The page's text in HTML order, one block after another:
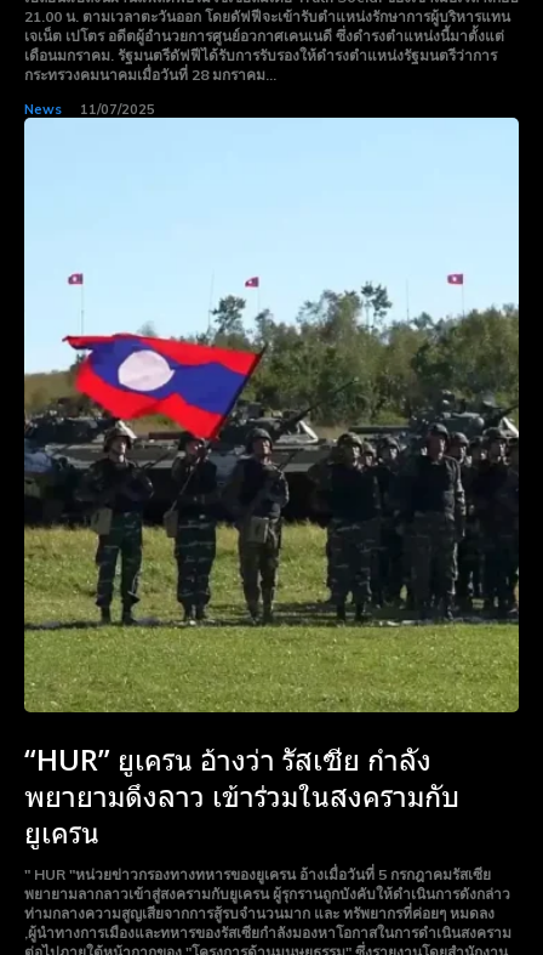
21.00 น. ตามเวลาตะวันออก โดยดัฟฟีจะเข้ารับตำแหน่งรักษาการผู้บริหารแทน
เจเน็ต เปโตร อดีตผู้อำนวยการศูนย์อวกาศเคนเนดี ซึ่งดำรงตำแหน่งนี้มาตั้งแต่
เดือนมกราคม. รัฐมนตรีดัฟฟีได้รับการรับรองให้ดำรงตำแหน่งรัฐมนตรีว่าการ
กระทรวงคมนาคมเมื่อวันที่ 28 มกราคม...
News 11/07/2025
“HUR” ยูเครน อ้างว่า รัสเซีย กำลัง
พยายามดึงลาว เข้าร่วมในสงครามกับ
ยูเครน
" HUR "หน่วยข่าวกรองทางทหารของยูเครน อ้างเมื่อวันที่ 5 กรกฎาคมรัสเซีย
พยายามลากลาวเข้าสู่สงครามกับยูเครน ผู้รุกรานถูกบังคับให้ดำเนินการดังกล่าว
ท่ามกลางความสูญเสียจากการสู้รบจำนวนมาก และ ทรัพยากรที่ค่อยๆ หมดลง
,ผู้นำทางการเมืองและทหารของรัสเซียกำลังมองหาโอกาสในการดำเนินสงคราม